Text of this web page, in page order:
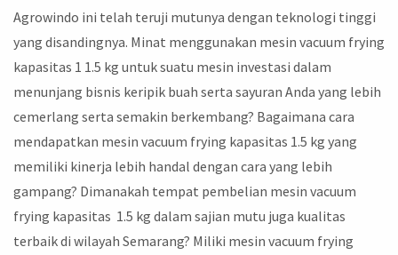
Agrowindo ini telah teruji mutunya dengan teknologi tinggi
yang disandingnya. Minat menggunakan mesin vacuum frying
kapasitas 1 1.5 kg untuk suatu mesin investasi dalam
menunjang bisnis keripik buah serta sayuran Anda yang lebih
cemerlang serta semakin berkembang? Bagaimana cara
mendapatkan mesin vacuum frying kapasitas 1.5 kg yang
memiliki kinerja lebih handal dengan cara yang lebih
gampang? Dimanakah tempat pembelian mesin vacuum
frying kapasitas 1.5 kg dalam sajian mutu juga kualitas
terbaik di wilayah Semarang? Miliki mesin vacuum frying